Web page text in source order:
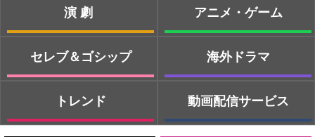
演劇
セレブ＆ゴシップ
トレンド
アニメ・ゲーム
海外ドラマ
動画配信サービス